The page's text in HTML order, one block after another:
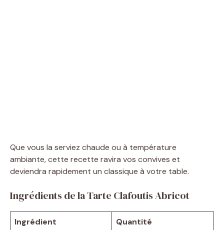
Que vous la serviez chaude ou à température
ambiante, cette recette ravira vos convives et
deviendra rapidement un classique à votre table.
Ingrédients de la Tarte Clafoutis Abricot
Ingrédient Quantité